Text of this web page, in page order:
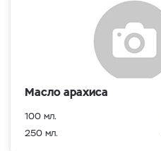
Масло арахиса
100 мл.
250 мл.